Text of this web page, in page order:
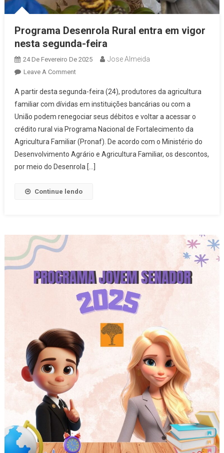
Programa Desenrola Rural entra em vigor
nesta segunda-feira
24 De Fevereiro De 2025 Jose Almeida
Leave A CommentOn
Desenrola
Rural
Entra
Em
Vigor
Nesta
Segunda-
A partir desta segunda-feira (24), produtores da agricultura
familiar com dívidas em instituições bancárias ou com a
União podem renegociar seus débitos e voltar a acessar o
crédito rural via Programa Nacional de Fortalecimento da
Agricultura Familiar (Pronaf). De acordo com o Ministério do
Desenvolvimento Agrário e Agricultura Familiar, os descontos,
por meio do Desenrola […]
Continue lendo